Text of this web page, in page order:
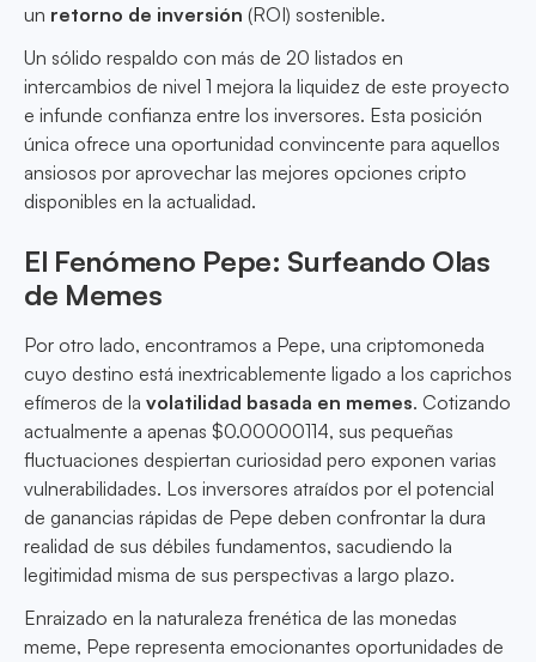
un retorno de inversión (ROI) sostenible.
Un sólido respaldo con más de 20 listados en
intercambios de nivel 1 mejora la liquidez de este proyecto
e infunde confianza entre los inversores. Esta posición
única ofrece una oportunidad convincente para aquellos
ansiosos por aprovechar las mejores opciones cripto
disponibles en la actualidad.
El Fenómeno Pepe: Surfeando Olas
de Memes
Por otro lado, encontramos a Pepe, una criptomoneda
cuyo destino está inextricablemente ligado a los caprichos
efímeros de la volatilidad basada en memes. Cotizando
actualmente a apenas $0.00000114, sus pequeñas
fluctuaciones despiertan curiosidad pero exponen varias
vulnerabilidades. Los inversores atraídos por el potencial
de ganancias rápidas de Pepe deben confrontar la dura
realidad de sus débiles fundamentos, sacudiendo la
legitimidad misma de sus perspectivas a largo plazo.
Enraizado en la naturaleza frenética de las monedas
meme, Pepe representa emocionantes oportunidades de